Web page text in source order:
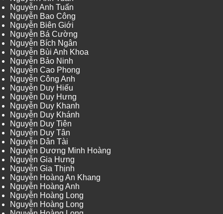
Nguyễn Anh Tuấn
Nguyễn Bao Công
Nguyễn Biên Giới
Nguyễn Bá Cường
Nguyễn Bích Ngân
Nguyễn Bùi Anh Khoa
Nguyễn Bảo Ninh
Nguyễn Cao Phong
Nguyễn Công Anh
Nguyễn Duy Hiếu
Nguyễn Duy Hưng
Nguyễn Duy Khanh
Nguyễn Duy Khánh
Nguyễn Duy Tiên
Nguyễn Duy Tân
Nguyễn Dân Tài
Nguyễn Dương Minh Hoàng
Nguyễn Gia Hưng
Nguyễn Gia Thịnh
Nguyễn Hoàng An Khang
Nguyễn Hoàng Anh
Nguyễn Hoàng Long
Nguyễn Hoàng Long